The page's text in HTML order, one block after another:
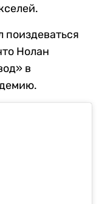
поиздеваться
Нолан
в